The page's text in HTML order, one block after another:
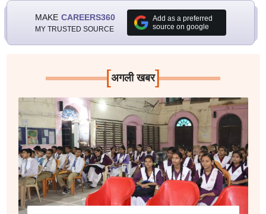
MAKE CAREERS360
MY TRUSTED SOURCE
Add as a preferred
source on google
[अगली खबर]